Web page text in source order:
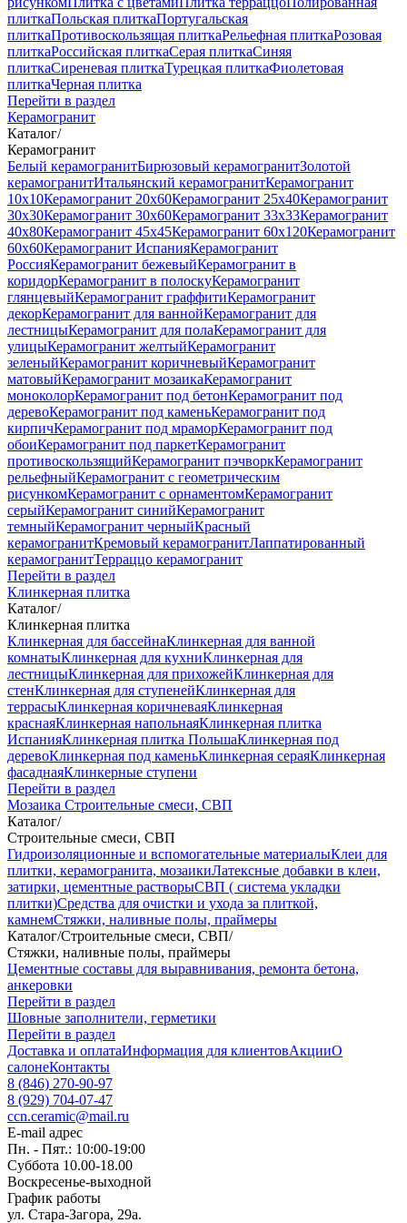
плиткаПольская плиткаПортугальская
плиткаПротивоскользящая плиткаРельефная плиткаРозовая
плиткаРоссийская плиткаСерая плиткаСиняя
плиткаСиреневая плиткаТурецкая плиткаФиолетовая
плиткаЧерная плитка
Перейти в раздел
Керамогранит
Каталог/
Керамогранит
Белый керамогранитБирюзовый керамогранитЗолотой
керамогранитИтальянский керамогранитКерамогранит
10x10Керамогранит 20x60Керамогранит 25x40Керамогранит
30x30Керамогранит 30x60Керамогранит 33x33Керамогранит
40x80Керамогранит 45x45Керамогранит 60x120Керамогранит
60x60Керамогранит ИспанияКерамогранит
РоссияКерамогранит бежевыйКерамогранит в
коридорКерамогранит в полоскуКерамогранит
глянцевыйКерамогранит граффитиКерамогранит
декорКерамогранит для ваннойКерамогранит для
лестницыКерамогранит для полаКерамогранит для
улицыКерамогранит желтыйКерамогранит
зеленыйКерамогранит коричневыйКерамогранит
матовыйКерамогранит мозаикаКерамогранит
моноколорКерамогранит под бетонКерамогранит под
деревоКерамогранит под каменьКерамогранит под
кирпичКерамогранит под мраморКерамогранит под
обоиКерамогранит под паркетКерамогранит
противоскользящийКерамогранит пэчворкКерамогранит
рельефныйКерамогранит с геометрическим
рисункомКерамогранит с орнаментомКерамогранит
серыйКерамогранит синийКерамогранит
темныйКерамогранит черныйКрасный
керамогранитКремовый керамогранитЛаппатированный
керамогранитТерраццо керамогранит
Перейти в раздел
Клинкерная плитка
Каталог/
Клинкерная плитка
Клинкерная для бассейнаКлинкерная для ванной
комнатыКлинкерная для кухниКлинкерная для
лестницыКлинкерная для прихожейКлинкерная для
стенКлинкерная для ступенейКлинкерная для
террасыКлинкерная коричневаяКлинкерная
краснаяКлинкерная напольнаяКлинкерная плитка
ИспанияКлинкерная плитка ПольшаКлинкерная под
деревоКлинкерная под каменьКлинкерная сераяКлинкерная
фасаднаяКлинкерные ступени
Перейти в раздел
Мозаика Строительные смеси, СВП
Каталог/
Строительные смеси, СВП
Гидроизоляционные и вспомогательные материалыКлеи для
плитки, керамогранита, мозаикиЛатексные добавки в клеи,
затирки, цементные растворыСВП ( система укладки
плитки)Средства для очистки и ухода за плиткой,
камнемСтяжки, наливные полы, праймеры
Каталог/Строительные смеси, СВП/
Стяжки, наливные полы, праймеры
Цементные составы для выравнивания, ремонта бетона,
анкеровки
Перейти в раздел
Шовные заполнители, герметики
Перейти в раздел
Доставка и оплатаИнформация для клиентовАкцииО
салонеКонтакты
8 (846) 270-90-97
8 (929) 704-07-47
ccn.ceramic@mail.ru
E-mail адрес
Пн. - Пят.: 10:00-19:00
Суббота 10.00-18.00
Воскресенье-выходной
График работы
ул. Стара-Загора, 29а.